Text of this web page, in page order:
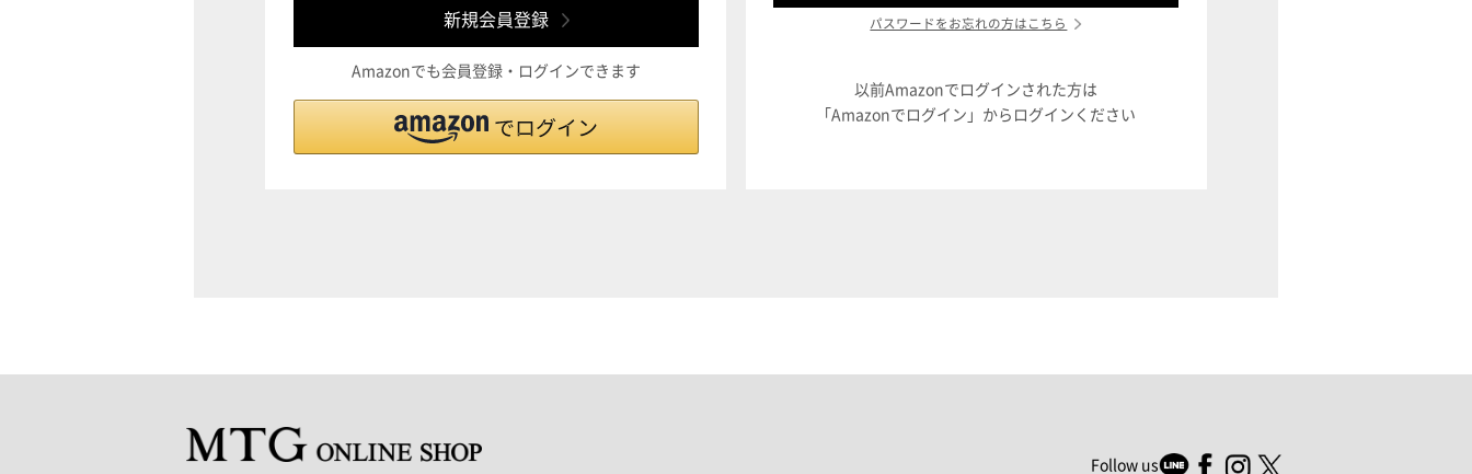
Amazonでも会員登録・ログインできます
パスワードをお忘れの方はこちら
以前Amazonでログインされた方は
「Amazonでログイン」からログインください
Follow us